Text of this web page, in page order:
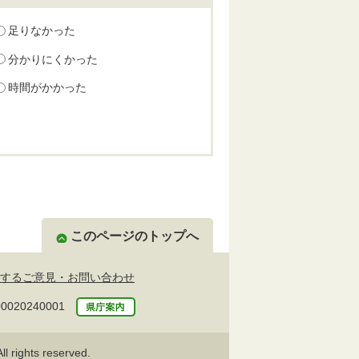
足りなかった
分かりにくかった
時間がかかった
このページのトップへ
るご意見・お問い合わせ
rights reserved.